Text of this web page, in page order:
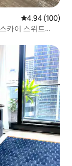
평점 4.94점(5
4.94 (100)
카이 스위트